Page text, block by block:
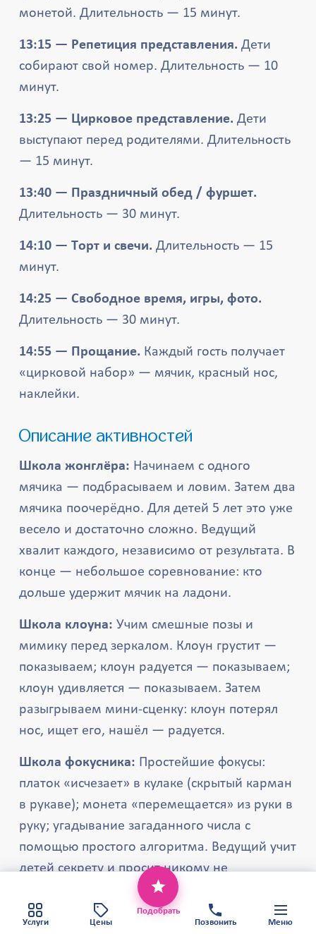
монетой. Длительность — 15 минут.
13:15 — Репетиция представления. Дети
собирают свой номер. Длительность — 10
минут.
13:25 — Цирковое представление. Дети
выступают перед родителями. Длительность
— 15 минут.
13:40 — Праздничный обед / фуршет.
Длительность — 30 минут.
14:10 — Торт и свечи. Длительность — 15
минут.
14:25 — Свободное время, игры, фото.
Длительность — 30 минут.
14:55 — Прощание. Каждый гость получает
«цирковой набор» — мячик, красный нос,
наклейки.
Описание активностей
Школа жонглёра: Начинаем с одного
мячика — подбрасываем и ловим. Затем два
мячика поочерёдно. Для детей 5 лет это уже
весело и достаточно сложно. Ведущий
хвалит каждого, независимо от результата. В
конце — небольшое соревнование: кто
дольше удержит мячик на ладони.
Школа клоуна: Учим смешные позы и
мимику перед зеркалом. Клоун грустит —
показываем; клоун радуется — показываем;
клоун удивляется — показываем. Затем
разыгрываем мини-сценку: клоун потерял
нос, ищет его, нашёл — радуется.
Школа фокусника: Простейшие фокусы:
платок «исчезает» в кулаке (скрытый карман
в рукаве); монета «перемещается» из руки в
руку; угадывание загаданного числа с
помощью простого алгоритма. Ведущий учит
детей секрету и просит никому не
рассказывать — это создаёт ощущение
причастности к тайне.
Этот веб-сайт использует файлы cookie,
чтобы обеспечить вам наилучший сервис.
Политика конфиденциальности
Карта сайта
Хорошо
Услуги Цены
Подобрать
Позвонить
Меню